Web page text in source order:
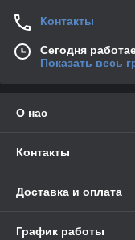
Контакты
Сегодня
Показать весь
О нас
Контакты
Доставка и оплата
График работы